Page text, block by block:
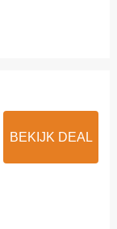
BEKIJK DEAL